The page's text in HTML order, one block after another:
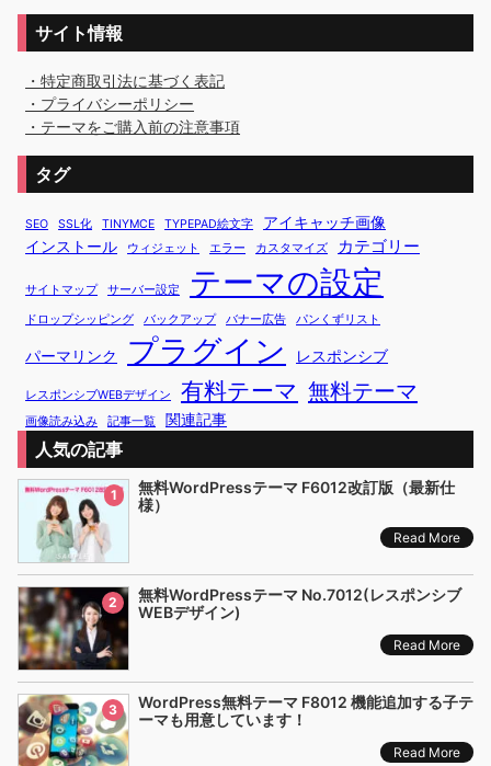
サイト情報
・特定商取引法に基づく表記
・プライバシーポリシー
・テーマをご購入前の注意事項
タグ
SEO SSL化 TINYMCE TYPEPAD絵文字
アイキャッチ画像
インストール
ウィジェット エラー カスタマイズ カテゴリー
サイトマップ サーバー設定 テーマの設定
ドロップシッピング バックアップ バナー広告 パンくずリスト
パーマリンク プラグイン レスポンシブ
レスポンシブWEBデザイン 有料テーマ 無料テーマ
画像読み込み 記事一覧 関連記事
人気の記事
1
無料WordPressテーマ F6012改訂版（最新仕
様）
Read More
2
無料WordPressテーマ No.7012(レスポンシブ
WEBデザイン)
Read More
3
WordPress無料テーマ F8012 機能追加する子テ
ーマも用意しています！
Read More